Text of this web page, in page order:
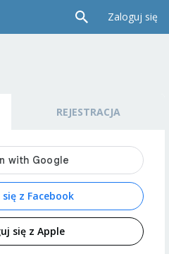
Zaloguj się
REJESTRACJA
z Facebook
się z Apple